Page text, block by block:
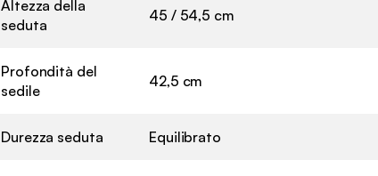
Altezza della
seduta
45 / 54,5 cm
Profondità del
sedile
42,5 cm
Durezza seduta Equilibrato